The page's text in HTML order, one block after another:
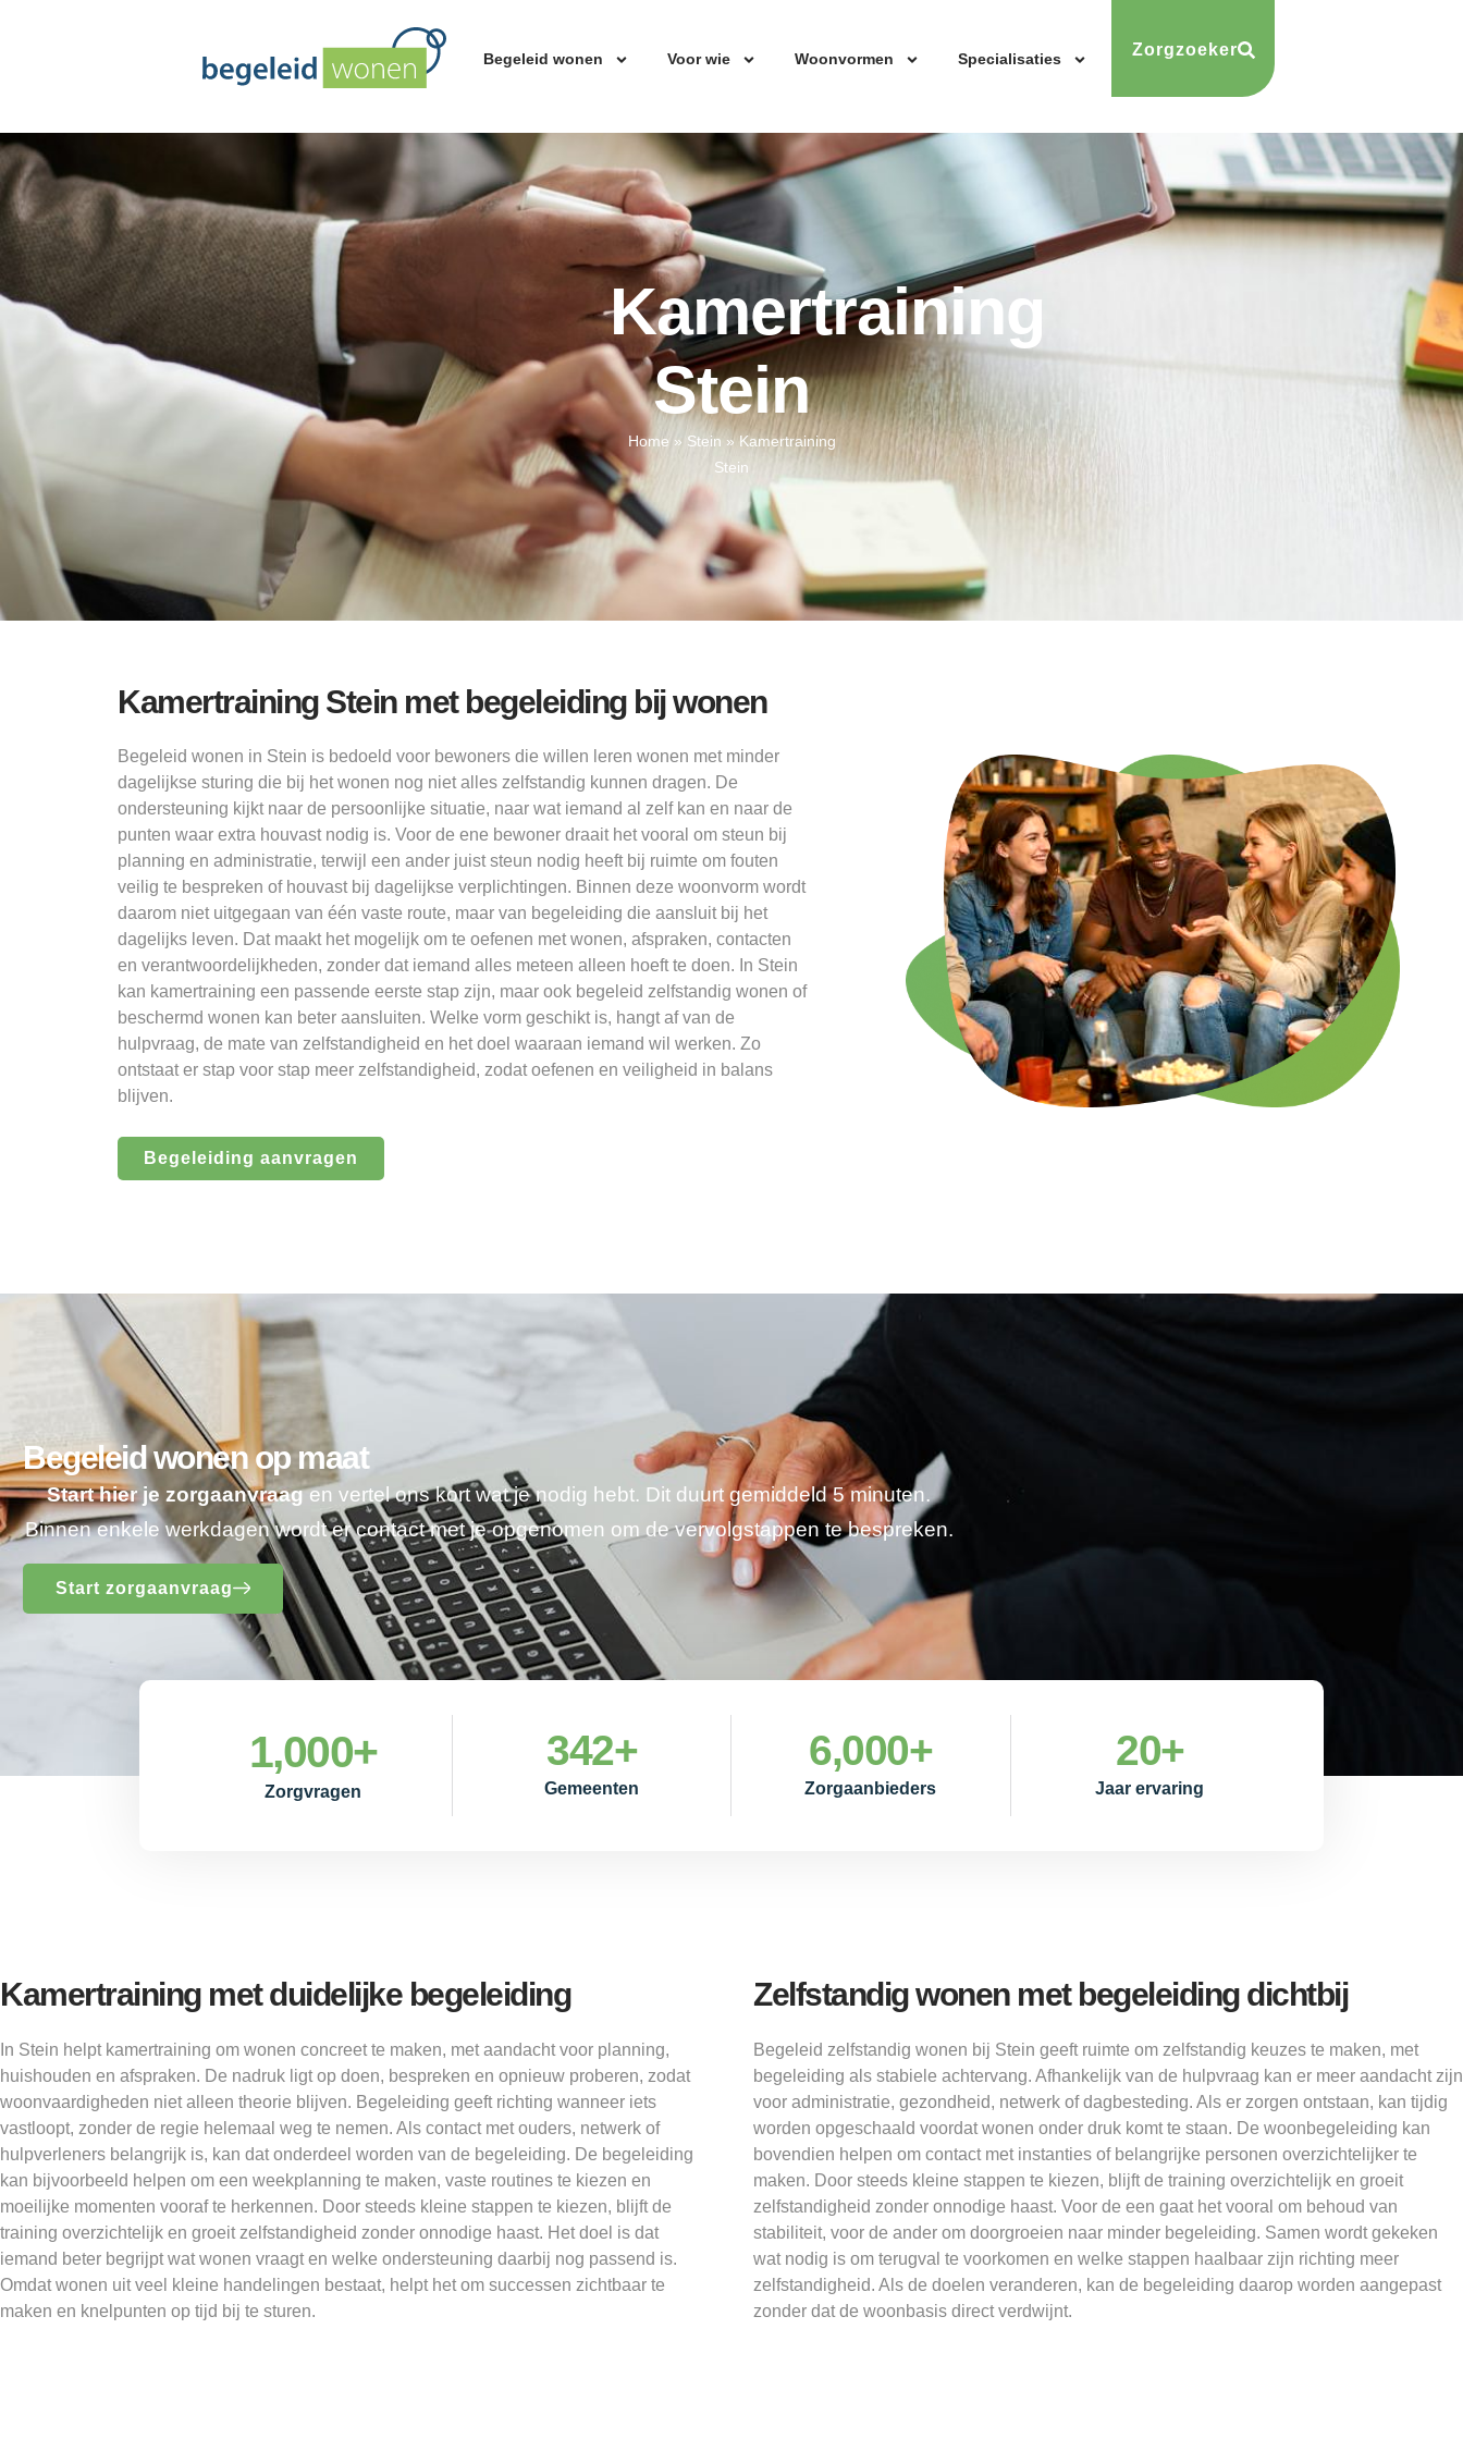
Begeleid wonen Voor wie Woonvormen Specialisaties Zorgzoeker
Kamertraining
Stein
Home » Stein » Kamertraining
Stein
Kamertraining Stein met begeleiding bij wonen
Begeleid wonen in Stein is bedoeld voor bewoners die willen leren wonen met minder
dagelijkse sturing die bij het wonen nog niet alles zelfstandig kunnen dragen. De
ondersteuning kijkt naar de persoonlijke situatie, naar wat iemand al zelf kan en naar de
punten waar extra houvast nodig is. Voor de ene bewoner draait het vooral om steun bij
planning en administratie, terwijl een ander juist steun nodig heeft bij ruimte om fouten
veilig te bespreken of houvast bij dagelijkse verplichtingen. Binnen deze woonvorm wordt
daarom niet uitgegaan van één vaste route, maar van begeleiding die aansluit bij het
dagelijks leven. Dat maakt het mogelijk om te oefenen met wonen, afspraken, contacten
en verantwoordelijkheden, zonder dat iemand alles meteen alleen hoeft te doen. In Stein
kan kamertraining een passende eerste stap zijn, maar ook begeleid zelfstandig wonen of
beschermd wonen kan beter aansluiten. Welke vorm geschikt is, hangt af van de
hulpvraag, de mate van zelfstandigheid en het doel waaraan iemand wil werken. Zo
ontstaat er stap voor stap meer zelfstandigheid, zodat oefenen en veiligheid in balans
blijven.
Begeleiding aanvragen
Begeleid wonen op maat
Start hier je zorgaanvraagen vertel ons kort wat je nodig hebt. Dit duurt gemiddeld 5 minuten.
Binnen enkele werkdagen wordt er contact met je opgenomen om de vervolgstappen te bespreken.
Start zorgaanvraag
Zorgvragen
1,000+
Gemeenten
342+
Zorgaanbieders
6,000+
Jaar ervaring
20+
Kamertraining met duidelijke begeleiding
In Stein helpt kamertraining om wonen concreet te maken, met aandacht voor planning,
huishouden en afspraken. De nadruk ligt op doen, bespreken en opnieuw proberen, zodat
woonvaardigheden niet alleen theorie blijven. Begeleiding geeft richting wanneer iets
vastloopt, zonder de regie helemaal weg te nemen. Als contact met ouders, netwerk of
hulpverleners belangrijk is, kan dat onderdeel worden van de begeleiding. De begeleiding
kan bijvoorbeeld helpen om een weekplanning te maken, vaste routines te kiezen en
moeilijke momenten vooraf te herkennen. Door steeds kleine stappen te kiezen, blijft de
training overzichtelijk en groeit zelfstandigheid zonder onnodige haast. Het doel is dat
iemand beter begrijpt wat wonen vraagt en welke ondersteuning daarbij nog passend is.
Omdat wonen uit veel kleine handelingen bestaat, helpt het om successen zichtbaar te
maken en knelpunten op tijd bij te sturen.
Zelfstandig wonen met begeleiding dichtbij
Begeleid zelfstandig wonen bij Stein geeft ruimte om zelfstandig keuzes te maken, met
begeleiding als stabiele achtervang. Afhankelijk van de hulpvraag kan er meer aandacht zijn
voor administratie, gezondheid, netwerk of dagbesteding. Als er zorgen ontstaan, kan tijdig
worden opgeschaald voordat wonen onder druk komt te staan. De woonbegeleiding kan
bovendien helpen om contact met instanties of belangrijke personen overzichtelijker te
maken. Door steeds kleine stappen te kiezen, blijft de training overzichtelijk en groeit
zelfstandigheid zonder onnodige haast. Voor de een gaat het vooral om behoud van
stabiliteit, voor de ander om doorgroeien naar minder begeleiding. Samen wordt gekeken
wat nodig is om terugval te voorkomen en welke stappen haalbaar zijn richting meer
zelfstandigheid. Als de doelen veranderen, kan de begeleiding daarop worden aangepast
zonder dat de woonbasis direct verdwijnt.